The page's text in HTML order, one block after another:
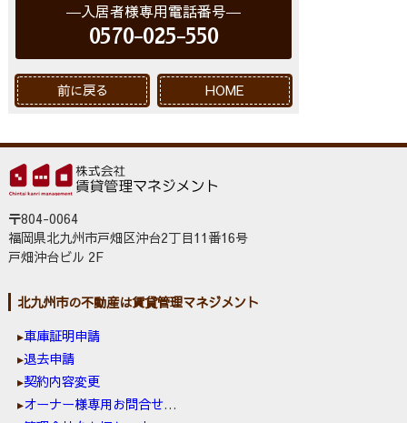
入居者様専用電話番号
0570-025-550
前に戻る HOME
〒804-0064
福岡県北九州市戸畑区沖台2丁目11番16号
戸畑沖台ビル 2F
北九州市の不動産は賃貸管理マネジメント
車庫証明申請
退去申請
契約内容変更
オーナー様専用お問合せ窓口